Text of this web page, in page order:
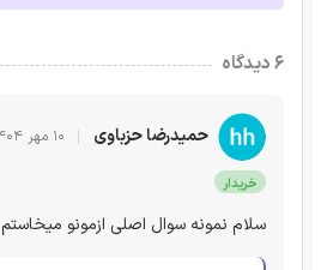
۶ دیدگاه
حمیدرضا حزباوی ۱۰ مهر ۱۴۰۴
خریدار
سلام نمونه سوال اصلی ازمونو میخاستم